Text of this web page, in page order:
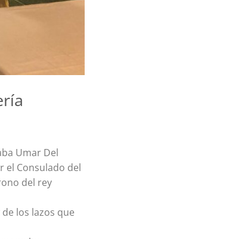
Umar Del
el Consulado del
del rey
los lazos que